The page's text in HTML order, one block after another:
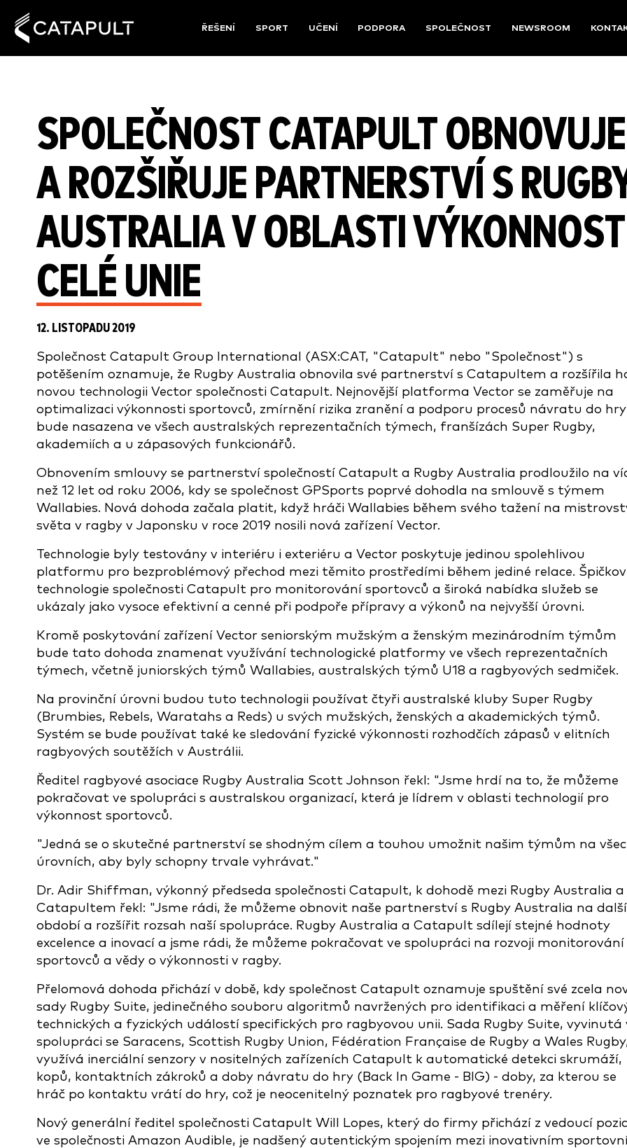
ŘEŠENÍ SPORT UČENÍ PODPORA SPOLEČNOST NEWSROOM
SPOLEČNOST CATAPULT OBNOVUJE
A ROZŠIŘUJE PARTNERSTVÍ S
AUSTRALIA V OBLASTI
CELÉ UNIE
12. LISTOPADU 2019
Společnost Catapult Group International (ASX:CAT, "Catapult" nebo "Společnost") s
potěšením oznamuje, že Rugby Australia obnovila své partnerství s Catapultem a rozšířila
novou technologii Vector společnosti Catapult. Nejnovější platforma Vector se zaměřuje na
optimalizaci výkonnosti sportovců, zmírnění rizika zranění a podporu procesů návratu do
bude nasazena ve všech australských reprezentačních týmech, franšízách Super Rugby,
akademiích a u zápasových funkcionářů.
Obnovením smlouvy se partnerství společností Catapult a Rugby Australia prodloužilo na
než 12 let od roku 2006, kdy se společnost GPSports poprvé dohodla na smlouvě s týmem
Wallabies. Nová dohoda začala platit, když hráči Wallabies během svého tažení na
světa v ragby v Japonsku v roce 2019 nosili nová zařízení Vector.
Technologie byly testovány v interiéru i exteriéru a Vector poskytuje jedinou spolehlivou
platformu pro bezproblémový přechod mezi těmito prostředími během jediné relace.
technologie společnosti Catapult pro monitorování sportovců a široká nabídka služeb se
ukázaly jako vysoce efektivní a cenné při podpoře přípravy a výkonů na nejvyšší úrovni.
Kromě poskytování zařízení Vector seniorským mužským a ženským mezinárodním týmům
bude tato dohoda znamenat využívání technologické platformy ve všech reprezentačních
týmech, včetně juniorských týmů Wallabies, australských týmů U18 a ragbyových sedmiček.
Na provinční úrovni budou tuto technologii používat čtyři australské kluby Super Rugby
(Brumbies, Rebels, Waratahs a Reds) u svých mužských, ženských a akademických týmů.
Systém se bude používat také ke sledování fyzické výkonnosti rozhodčích zápasů v elitních
ragbyových soutěžích v Austrálii.
Ředitel ragbyové asociace Rugby Australia Scott Johnson řekl: "Jsme hrdí na to, že můžeme
pokračovat ve spolupráci s australskou organizací, která je lídrem v oblasti technologií pro
výkonnost sportovců.
"Jedná se o skutečné partnerství se shodným cílem a touhou umožnit našim týmům na
úrovních, aby byly schopny trvale vyhrávat."
Dr. Adir Shiffman, výkonný předseda společnosti Catapult, k dohodě mezi Rugby Australia a
Catapultem řekl: "Jsme rádi, že můžeme obnovit naše partnerství s Rugby Australia na další
období a rozšířit rozsah naší spolupráce. Rugby Australia a Catapult sdílejí stejné hodnoty
excelence a inovací a jsme rádi, že můžeme pokračovat ve spolupráci na rozvoji monitorování
sportovců a vědy o výkonnosti v ragby.
Přelomová dohoda přichází v době, kdy společnost Catapult oznamuje spuštění své zcela
sady Rugby Suite, jedinečného souboru algoritmů navržených pro identifikaci a měření
technických a fyzických událostí specifických pro ragbyovou unii. Sada Rugby Suite, vyvinutá
spolupráci se Saracens, Scottish Rugby Union, Fédération Française de Rugby a Wales
využívá inerciální senzory v nositelných zařízeních Catapult k automatické detekci skrumáží,
kopů, kontaktních zákroků a doby návratu do hry (Back In Game - BIG) - doby, za kterou se
hráč po kontaktu vrátí do hry, což je neocenitelný poznatek pro ragbyové trenéry.
Nový generální ředitel společnosti Catapult Will Lopes, který do firmy přichází z vedoucí
ve společnosti Amazon Audible, je nadšený autentickým spojením mezi inovativním